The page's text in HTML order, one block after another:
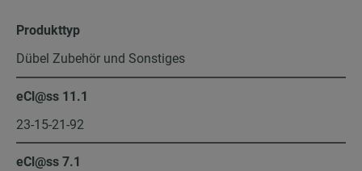
Produkttyp
Dübel Zubehör und Sonstiges
eCl@ss 11.1
23-15-21-92
eCl@ss 7.1